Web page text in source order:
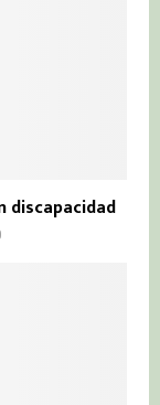
discapacidad